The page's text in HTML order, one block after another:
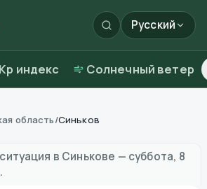
Русский
Kp индекс Солнечный ветер
область/Синьков
в Синькове — суббота, 8